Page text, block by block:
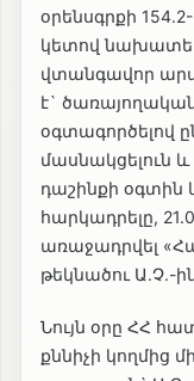
օրենսգրքի
կետով
վտանգավոր
է`
օգտագործելով
մասնակցելուն և
դաշինքի օգտին
հարկադրելը,
առաջադրվել
թեկնածու Ա.Չ.-
Նույն օրը ՀՀ
քննիչի կողմից